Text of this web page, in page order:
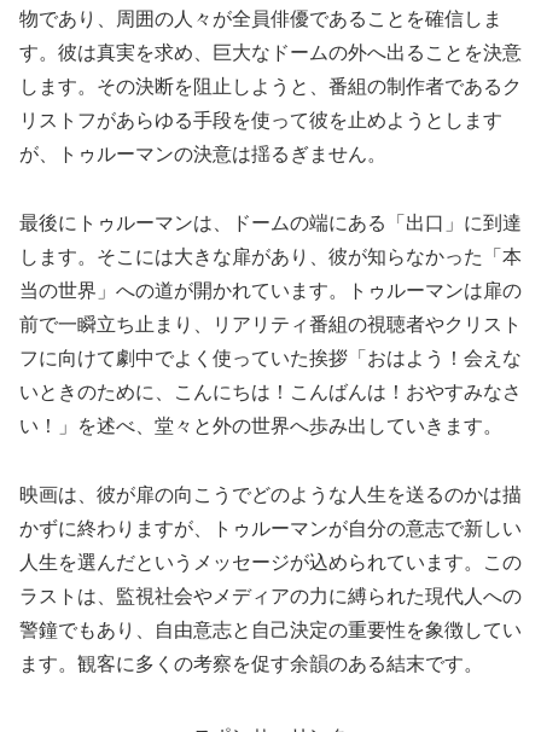
物であり、周囲の人々が全員俳優であることを確信しま
す。彼は真実を求め、巨大なドームの外へ出ることを決意
します。その決断を阻止しようと、番組の制作者であるク
リストフがあらゆる手段を使って彼を止めようとします
が、トゥルーマンの決意は揺るぎません。
最後にトゥルーマンは、ドームの端にある「出口」に到達
します。そこには大きな扉があり、彼が知らなかった「本
当の世界」への道が開かれています。トゥルーマンは扉の
前で一瞬立ち止まり、リアリティ番組の視聴者やクリスト
フに向けて劇中でよく使っていた挨拶「おはよう！会えな
いときのために、こんにちは！こんばんは！おやすみなさ
い！」を述べ、堂々と外の世界へ歩み出していきます。
映画は、彼が扉の向こうでどのような人生を送るのかは描
かずに終わりますが、トゥルーマンが自分の意志で新しい
人生を選んだというメッセージが込められています。この
ラストは、監視社会やメディアの力に縛られた現代人への
警鐘でもあり、自由意志と自己決定の重要性を象徴してい
ます。観客に多くの考察を促す余韻のある結末です。